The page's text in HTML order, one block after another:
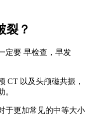
裂？
定要 早检查，早发
CT 以及头颅磁共振，
。
于更加常见的中等大小